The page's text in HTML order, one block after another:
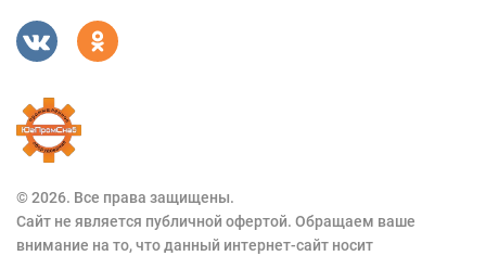
© 2026. Все права защищены.
Сайт не является публичной офертой. Обращаем ваше
внимание на то, что данный интернет-сайт носит